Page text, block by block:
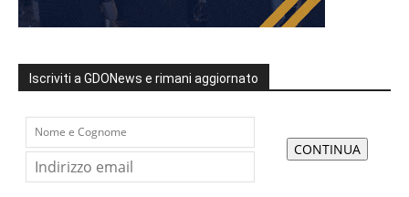
Iscriviti a GDONews e rimani aggiornato